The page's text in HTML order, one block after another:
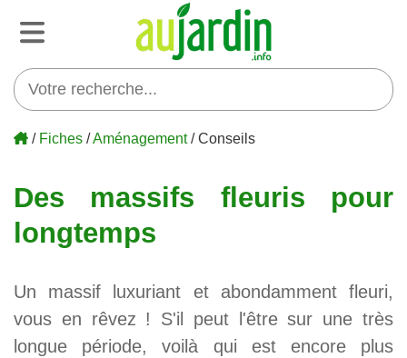
/ Fiches /Aménagement/ Conseils
Des massifs fleuris pour
longtemps
Un massif luxuriant et abondamment fleuri,
vous en rêvez ! S'il peut l'être sur une très
longue période, voilà qui est encore plus